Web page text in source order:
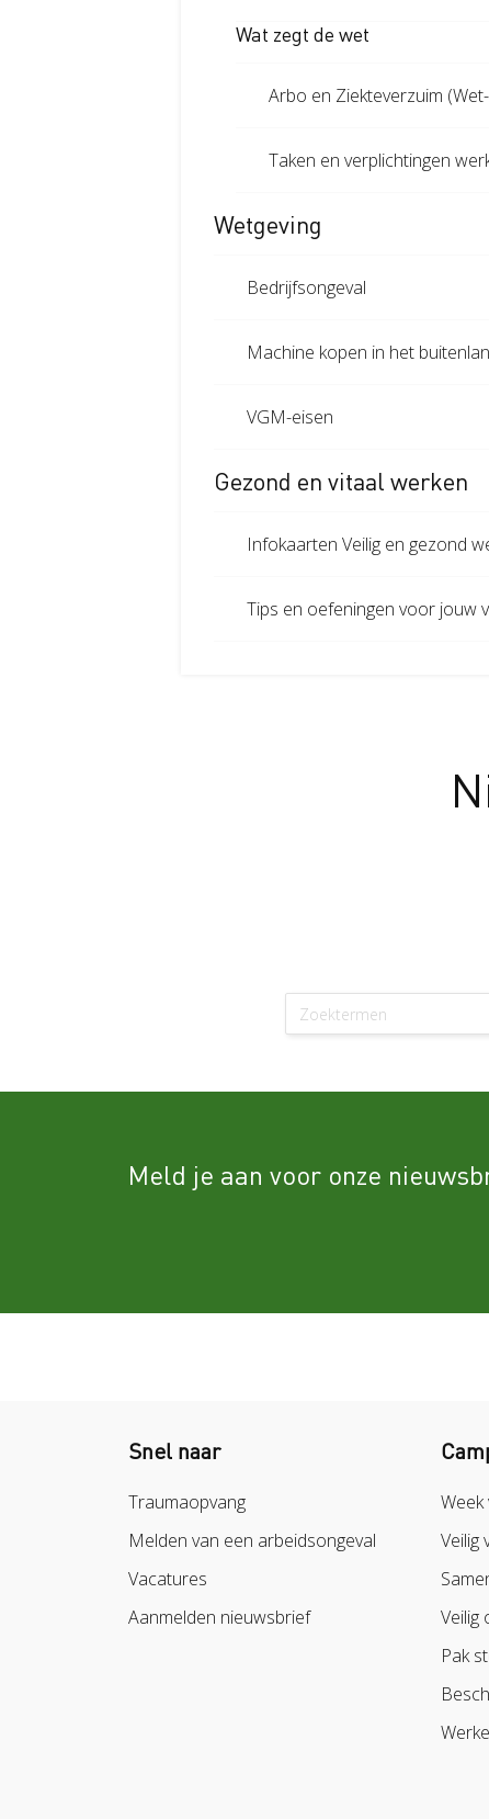
Wat zegt de wet
Arbo en Ziekteverzuim
Taken en verplichtingen
Wetgeving
Bedrijfsongeval
Machine kopen in het
VGM-eisen
Gezond en vitaal werken
Infokaarten Veilig en gezond
Tips en oefeningen voor jouw
Meld je aan voor onze
Snel naar
Traumaopvang
Melden van een arbeidsongeval
Vacatures
Aanmelden nieuwsbrief
Week
Veilig
Veilig
Pak